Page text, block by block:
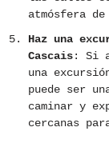
atmósfera
Haz una
Cascais: Si
una
puede ser
caminar y
cercanas